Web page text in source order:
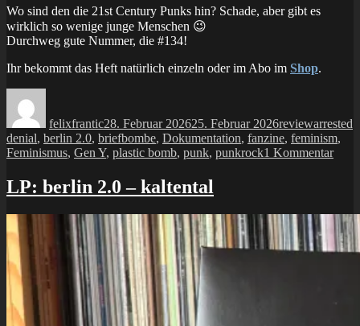
Wo sind den die 21st Century Punks hin? Schade, aber gibt es
wirklich so wenige junge Menschen 😉
Durchweg gute Nummer, die #134!
Ihr bekommt das Heft natürlich einzeln oder im Abo im Shop.
felixfrantic28. Februar 202625. Februar 2026reviewarrested
denial, berlin 2.0, briefbombe, Dokumentation, fanzine, feminism,
Feminismus, Gen Y, plastic bomb, punk, punkrock1 Kommentarzu
LP: berlin 2.0 – kaltental